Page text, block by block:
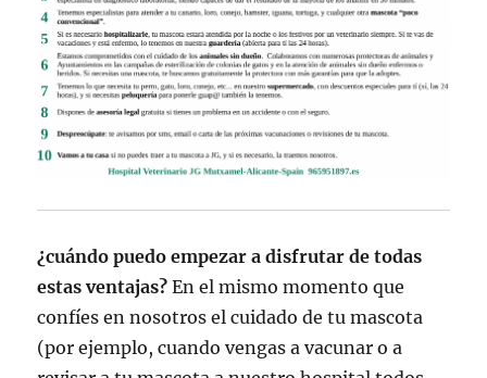
¿cuándo puedo empezar a disfrutar de todas
estas ventajas? En el mismo momento que
confíes en nosotros el cuidado de tu mascota
(por ejemplo, cuando vengas a vacunar o a